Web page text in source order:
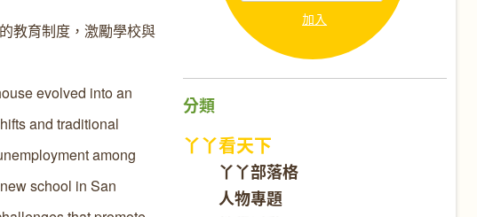
教育制度，激勵學校與
evolved into an
and traditional
among
school in San
分類
丫丫看天下
丫丫部落格
人物專題